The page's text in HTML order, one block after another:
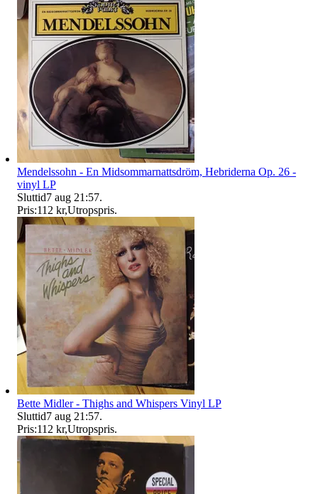
Mendelssohn - En Midsommarnattsdröm, Hebriderna Op. 26 -
vinyl LP
Sluttid7 aug 21:57.
Pris:112 kr,Utropspris.
Bette Midler - Thighs and Whispers Vinyl LP
Sluttid7 aug 21:57.
Pris:112 kr,Utropspris.